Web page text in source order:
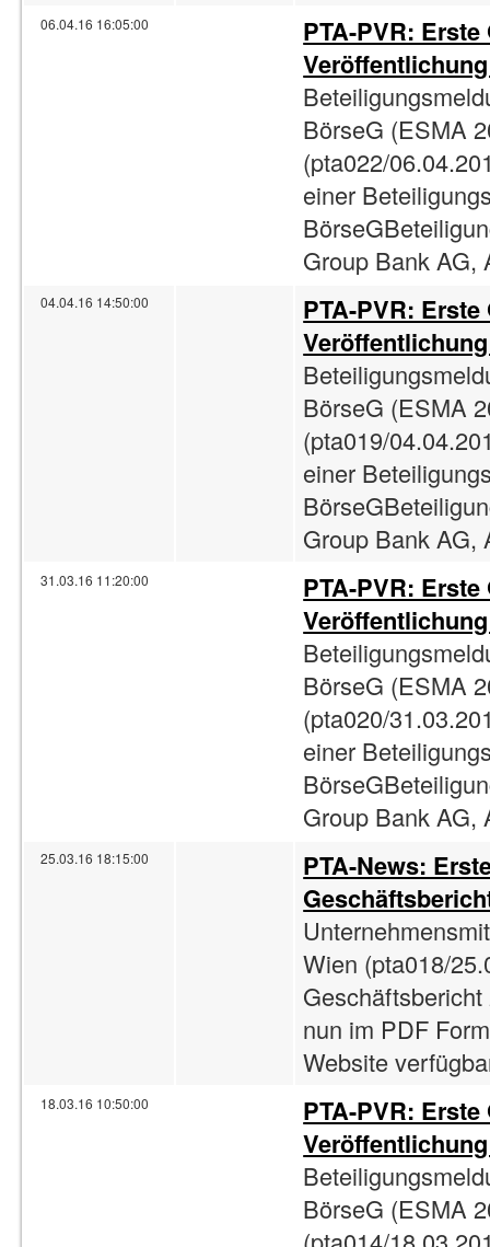
06.04.16 16:05:00
PTA-PVR:
BörseG (ESMA
(pta022/
einer
Group Bank AG,
04.04.16 14:50:00
PTA-PVR:
BörseG (ESMA
(pta019/
einer
Group Bank AG,
31.03.16 11:20:00
PTA-PVR:
BörseG (ESMA
(pta020/
einer
Group Bank AG,
25.03.16 18:15:00
PTA-News:
Wien (pta018/
nun im PDF
Website
18.03.16 10:50:00
PTA-PVR:
BörseG (ESMA